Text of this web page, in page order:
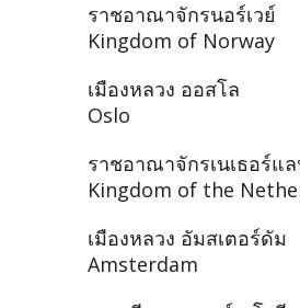
ราชอาณาจักรนอร์เวย์
Kingdom of Norway
เมืองหลวง ออสโล
Oslo
ราชอาณาจักรเนเธอร์แ
Kingdom of the
เมืองหลวง อัมสเตอร์ดัม
Amsterdam